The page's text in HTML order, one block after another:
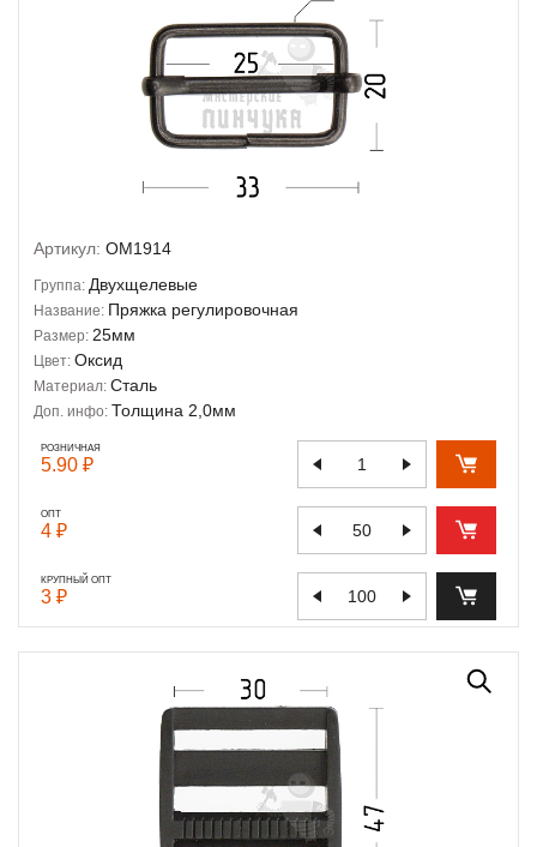
Артикул: OM1914
Группа: Двухщелевые
Название: Пряжка регулировочная
Размер: 25мм
Цвет: Оксид
Материал: Сталь
Доп. инфо: Толщина 2,0мм
РОЗНИЧНАЯ
5.90 ₽
ОПТ
4 ₽
КРУПНЫЙ ОПТ
3 ₽